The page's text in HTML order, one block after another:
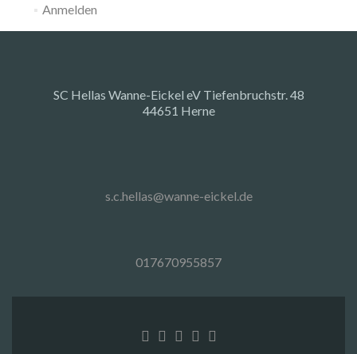
Anmelden
SC Hellas Wanne-Eickel eV Tiefenbruchstr. 48
44651 Herne
s.c.hellas@wanne-eickel.de
017670955857